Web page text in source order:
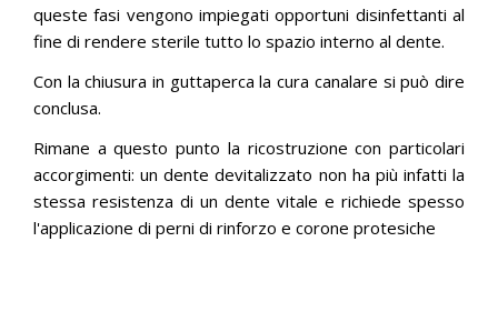
queste fasi vengono impiegati opportuni disinfettanti al
fine di rendere sterile tutto lo spazio interno al dente.
Con la chiusura in guttaperca la cura canalare si può dire
conclusa.
Rimane a questo punto la ricostruzione con particolari
accorgimenti: un dente devitalizzato non ha più infatti la
stessa resistenza di un dente vitale e richiede spesso
l'applicazione di perni di rinforzo e corone protesiche